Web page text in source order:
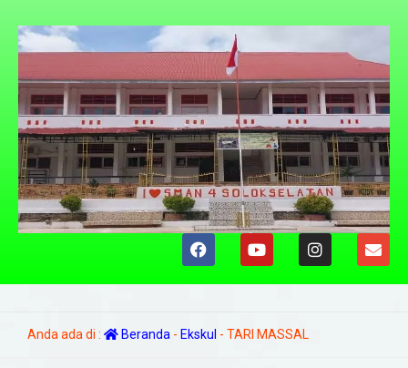
Anda ada di : Beranda - Ekskul - TARI MASSAL